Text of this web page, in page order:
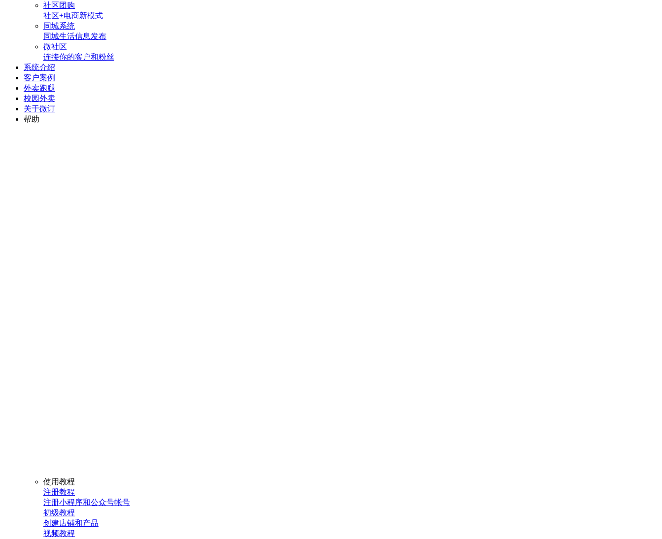
社区团购
社区+电商新模式
同城系统
同城生活信息发布
微社区
连接你的客户和粉丝
系统介绍
客户案例
外卖跑腿
校园外卖
关于微订
帮助
使用教程
注册教程
注册小程序和公众号帐号
初级教程
创建店铺和产品
视频教程